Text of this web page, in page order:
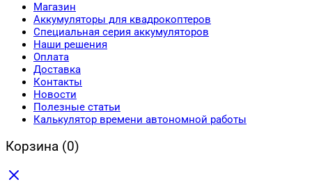
Магазин
Аккумуляторы для квадрокоптеров
Специальная серия аккумуляторов
Наши решения
Оплата
Доставка
Контакты
Новости
Полезные статьи
Калькулятор времени автономной работы
Корзина (0)